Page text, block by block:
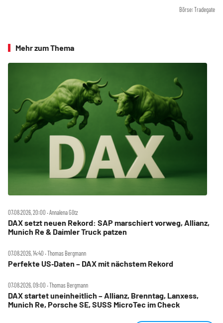
Börse: Tradegate
Mehr zum Thema
07.08.2026, 20:00 ‧ Annalena Götz
DAX setzt neuen Rekord: SAP marschiert vorweg, Allianz,
Munich Re & Daimler Truck patzen
07.08.2026, 14:40 ‧ Thomas Bergmann
Perfekte US‑Daten – DAX mit nächstem Rekord
07.08.2026, 09:00 ‧ Thomas Bergmann
DAX startet uneinheitlich – Allianz, Brenntag, Lanxess,
Munich Re, Porsche SE, SUSS MicroTec im Check